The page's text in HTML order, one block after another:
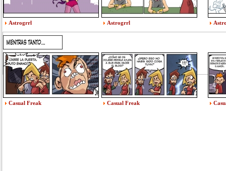
Astrogrrl Astrogrrl
Casual Freak Casual Freak